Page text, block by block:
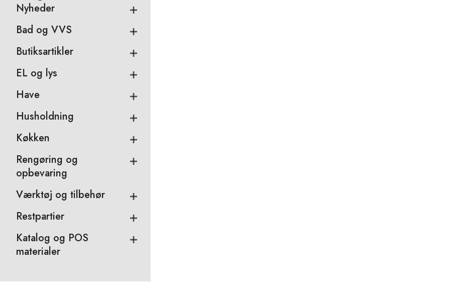
Nyheder
Bad og VVS
Butiksartikler
EL og lys
Have
Husholdning
Køkken
Rengøring og
opbevaring
Værktøj og tilbehør
Restpartier
Katalog og POS
materialer